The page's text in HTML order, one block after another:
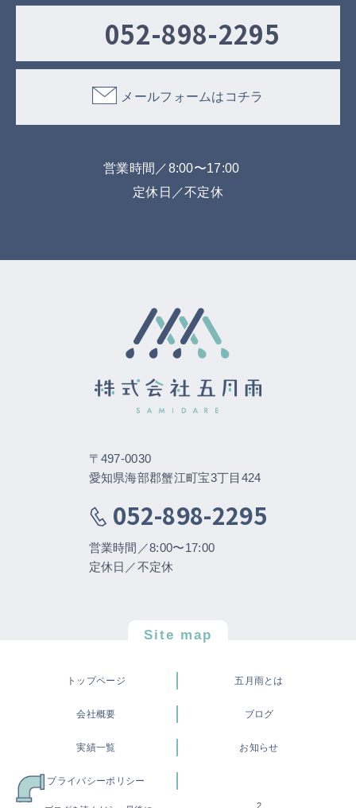
2
052-898-2295
メールフォームはコチラ
営業時間／8:00〜17:00
定休日／不定休
〒497-0030
愛知県海部郡蟹江町宝3丁目424
052-898-2295
営業時間／8:00〜17:00
定休日／不定休
Site map
トップページ 五月雨とは
会社概要 ブログ
実績一覧 お知らせ
プライバシーポリシー